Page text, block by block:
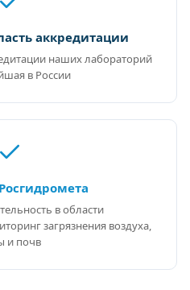
аккредитации
наших лабораторий
в России
в области
загрязнения воздуха,
и почв